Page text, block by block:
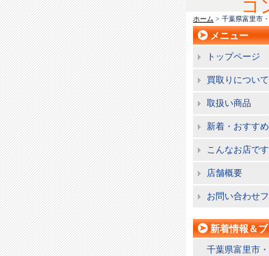
コ
ホーム > 千葉県富里市
メニュー
トップページ
買取りについて
取扱い商品
新着・おすす
こんなお店です
店舗概要
お問い合わせ
新着情報＆
千葉県富里市